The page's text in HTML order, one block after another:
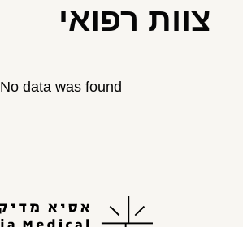
צוות רפואי
No data was found